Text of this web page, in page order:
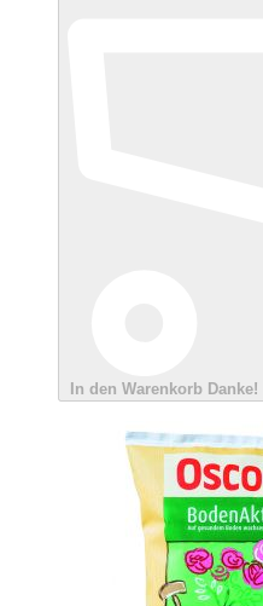
In den Warenkorb Danke!